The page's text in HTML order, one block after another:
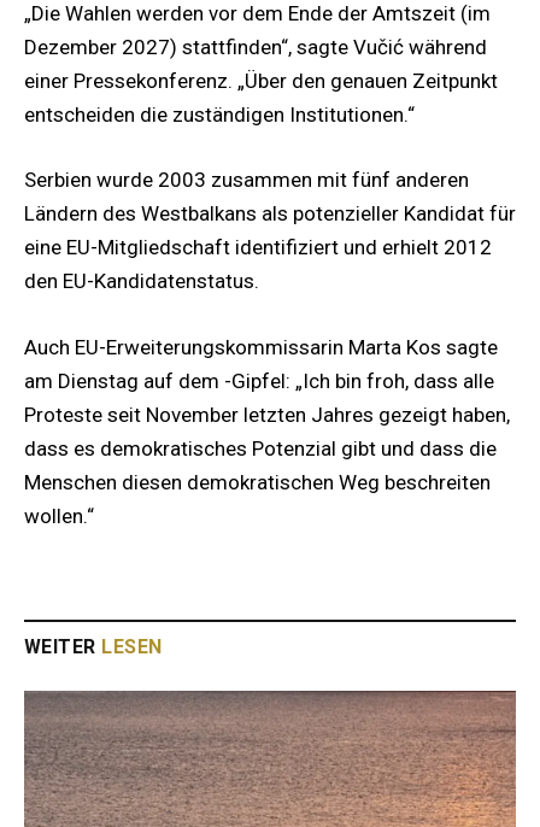
„Die Wahlen werden vor dem Ende der Amtszeit (im
Dezember 2027) stattfinden“, sagte Vučić während
einer Pressekonferenz. „Über den genauen Zeitpunkt
entscheiden die zuständigen Institutionen.“
Serbien wurde 2003 zusammen mit fünf anderen
Ländern des Westbalkans als potenzieller Kandidat für
eine EU-Mitgliedschaft identifiziert und erhielt 2012
den EU-Kandidatenstatus.
Auch EU-Erweiterungskommissarin Marta Kos sagte
am Dienstag auf dem -Gipfel: „Ich bin froh, dass alle
Proteste seit November letzten Jahres gezeigt haben,
dass es demokratisches Potenzial gibt und dass die
Menschen diesen demokratischen Weg beschreiten
wollen.“
WEITER LESEN